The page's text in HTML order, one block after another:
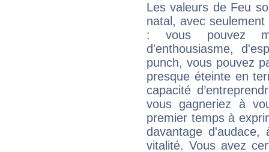
Les valeurs de Feu
natal, avec
: vous pouvez
d'enthousiasme,
punch, vous pouvez
presque éteinte en
capacité
vous gagneriez à
premier temps à
davantage
vitalité. Vous avez